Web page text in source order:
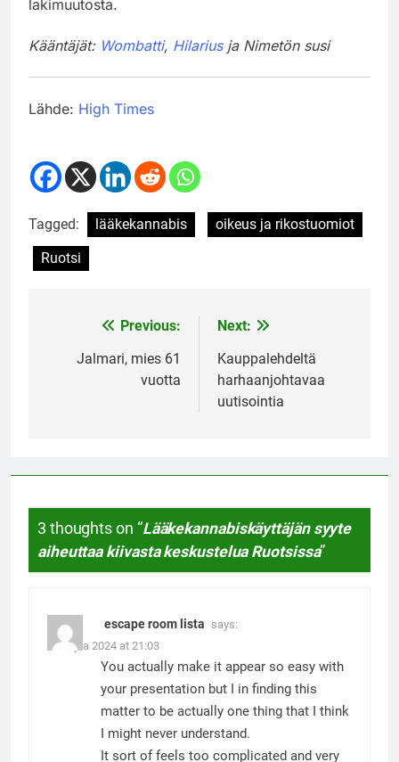
lakimuutosta.
Kääntäjät: Wombatti, Hilariusja Nimetön susi
Lähde: High Times
Tagged: lääkekannabis
oikeus ja rikostuomiot
Ruotsi
navigation
Previous:
Jalmari, mies 61
vuotta
Next:
Kauppalehdeltä
harhaanjohtavaa
uutisointia
3 thoughts on “Lääkekannabiskäyttäjän syyte
aiheuttaa kiivasta keskustelua Ruotsissa”
escape room lista says:
5. Julyta 2024 at 21:03
You actually make it appear so easy with
your presentation but I in finding this
matter to be actually one thing that I think
I might never understand.
It sort of feels too complicated and very